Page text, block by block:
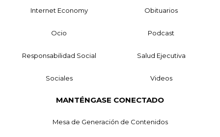
Internet Economy Obituarios
Ocio Podcast
Responsabilidad Social Salud Ejecutiva
Sociales Videos
MANTÉNGASE CONECTADO
Mesa de Generación de Contenidos